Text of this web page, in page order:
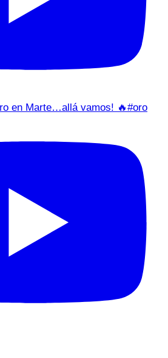
en Marte…allá vamos! 🔥#oro